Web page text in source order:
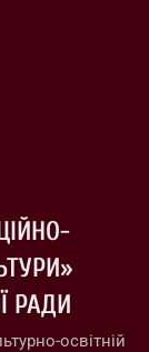
РАДИ
освітній